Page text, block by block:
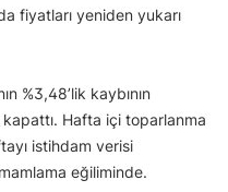
fiyatları yeniden yukarı
%3,48’lik kaybının
Hafta içi toparlanma
istihdam verisi
eğiliminde.